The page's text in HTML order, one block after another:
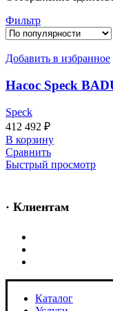
Фильтр
Добавить в избранное
Насос Speck
Speck
412 492 ₽
В корзину
Сравнить
Быстрый просмотр
· Клиентам
Каталог